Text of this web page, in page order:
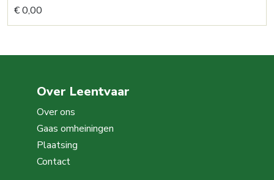
€0,00
Over Leentvaar
Over ons
Gaas omheiningen
Plaatsing
Contact